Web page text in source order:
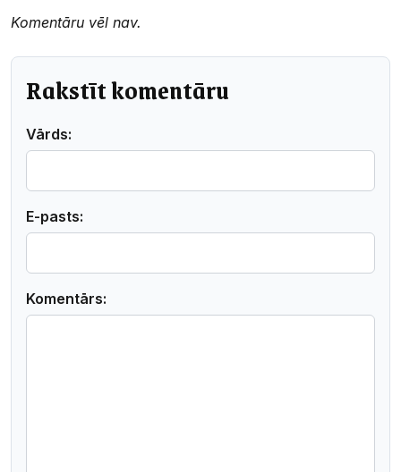
Komentāru vēl nav.
Rakstīt komentāru
Vārds:
E-pasts:
Komentārs: